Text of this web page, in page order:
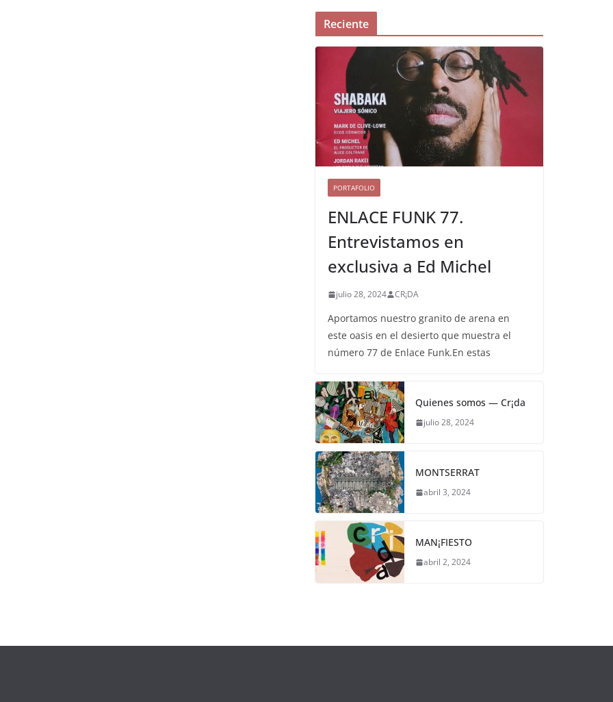
Reciente
PORTAFOLIO
ENLACE FUNK 77.
Entrevistamos en
exclusiva a Ed Michel
julio 28, 2024 CR¡DA
Aportamos nuestro granito de arena en
este oasis en el desierto que muestra el
número 77 de Enlace Funk.En estas
Quienes somos — Cr¡da
julio 28, 2024
MONTSERRAT
abril 3, 2024
MAN¡FIESTO
abril 2, 2024